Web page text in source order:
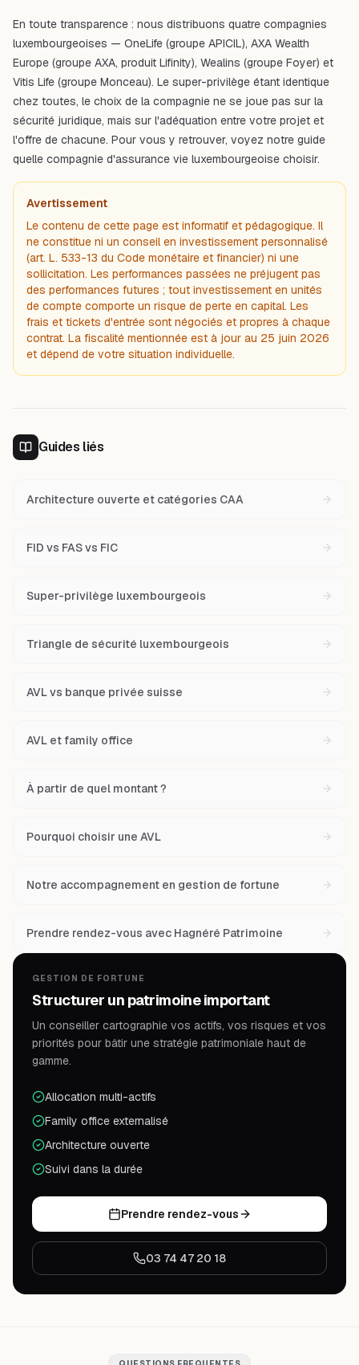
En toute transparence : nous distribuons quatre compagnies
luxembourgeoises — OneLife (groupe APICIL), AXA Wealth
Europe (groupe AXA, produit Lifinity), Wealins (groupe Foyer) et
Vitis Life (groupe Monceau). Le super-privilège étant identique
chez toutes, le choix de la compagnie ne se joue pas sur la
sécurité juridique, mais sur l'adéquation entre votre projet et
l'offre de chacune. Pour vous y retrouver, voyez notre guide
quelle compagnie d'assurance vie luxembourgeoise choisir.
Avertissement
Le contenu de cette page est informatif et pédagogique. Il
ne constitue ni un conseil en investissement personnalisé
(art. L. 533-13 du Code monétaire et financier) ni une
sollicitation. Les performances passées ne préjugent pas
des performances futures ; tout investissement en unités
de compte comporte un risque de perte en capital. Les
frais et tickets d'entrée sont négociés et propres à chaque
contrat. La fiscalité mentionnée est à jour au 25 juin 2026
et dépend de votre situation individuelle.
Guides liés
Architecture ouverte et catégories CAA
FID vs FAS vs FIC
Super-privilège luxembourgeois
Triangle de sécurité luxembourgeois
AVL vs banque privée suisse
AVL et family office
À partir de quel montant ?
Pourquoi choisir une AVL
Notre accompagnement en gestion de fortune
Prendre rendez-vous avec Hagnéré Patrimoine
GESTION DE FORTUNE
Structurer un patrimoine important
Un conseiller cartographie vos actifs, vos risques et vos
priorités pour bâtir une stratégie patrimoniale haut de
gamme.
Allocation multi-actifs
Family office externalisé
Architecture ouverte
Suivi dans la durée
Prendre rendez-vous
03 74 47 20 18